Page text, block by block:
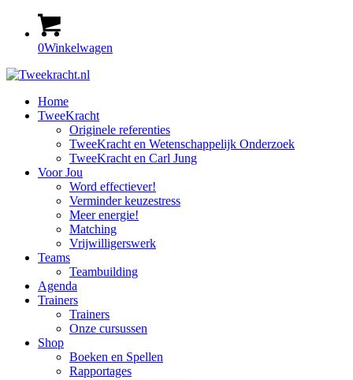
0Winkelwagen
Home
TweeKracht
Originele referenties
TweeKracht en Wetenschappelijk Onderzoek
TweeKracht en Carl Jung
Voor Jou
Word effectiever!
Verminder keuzestress
Meer energie!
Matching
Vrijwilligerswerk
Teams
Teambuilding
Agenda
Trainers
Trainers
Onze cursussen
Shop
Boeken en Spellen
Rapportages